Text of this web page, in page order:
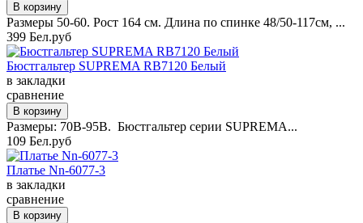
Размеры 50-60. Рост 164 см. Длина по спинке 48/50-117см, ...
399 Бел.руб
Бюстгальтер SUPREMA RB7120 Белый
в закладки
сравнение
Размеры: 70B-95B. Бюстгальтер серии SUPREMA...
109 Бел.руб
Платье Nn-6077-3
в закладки
сравнение